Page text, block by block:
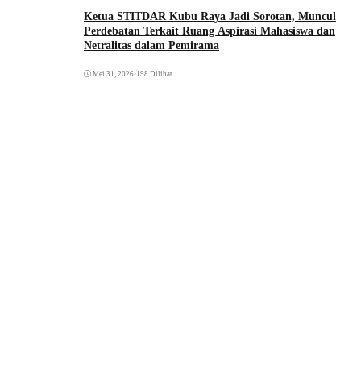
Ketua STITDAR Kubu Raya Jadi Sorotan, Muncul
Perdebatan Terkait Ruang Aspirasi Mahasiswa dan
Netralitas dalam Pemirama
Mei 31, 2026•198 Dilihat